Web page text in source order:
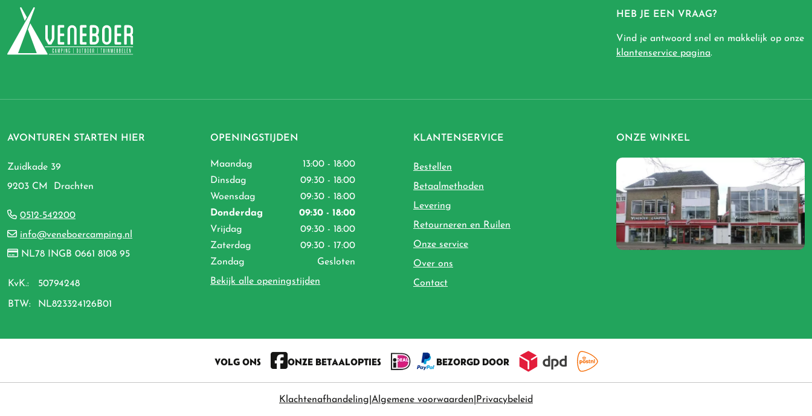
HEB JE EEN VRAAG?
Vind je antwoord snel en makkelijk op onze
klantenservice pagina.
AVONTUREN STARTEN HIER
Zuidkade 39
9203 CM Drachten
0512-542200
info@veneboercamping.nl
NL78 INGB 0661 8108 95
KvK.: 50794248
BTW: NL823324126B01
OPENINGSTIJDEN
Maandag
13:00 - 18:00
Dinsdag
09:30 - 18:00
Woensdag
09:30 - 18:00
Donderdag
09:30 - 18:00
Vrijdag
09:30 - 18:00
Zaterdag
09:30 - 17:00
Zondag
Gesloten
Bekijk alle openingstijden
KLANTENSERVICE
Bestellen
Betaalmethoden
Levering
Retourneren en Ruilen
Onze service
Over ons
Contact
ONZE WINKEL
VOLG ONS ONZE BETAALOPTIES BEZORGD DOOR
Klachtenafhandeling Algemene voorwaarden Privacybeleid